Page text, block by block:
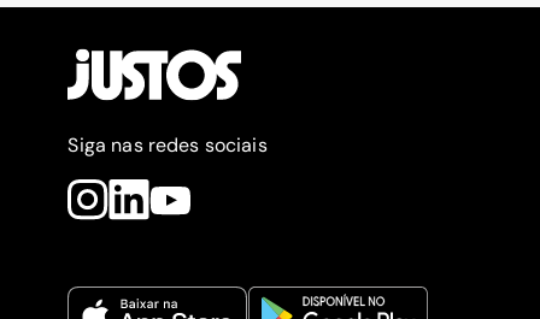
Siga nas redes sociais